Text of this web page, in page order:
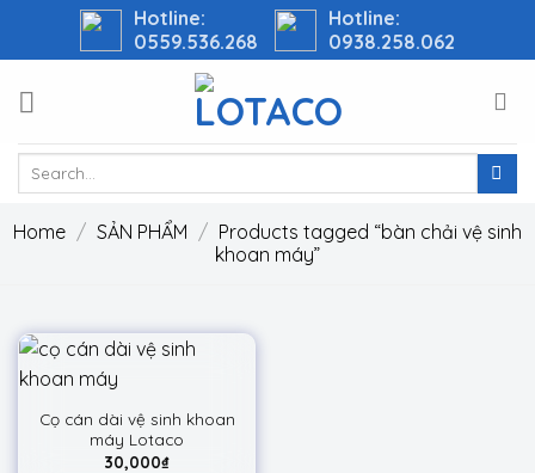
Hotline:
0559.536.268
Hotline:
0938.258.062
Home / SẢN PHẨM / Products tagged “bàn chải vệ sinh
khoan máy”
Cọ cán dài vệ sinh khoan
máy Lotaco
30,000₫